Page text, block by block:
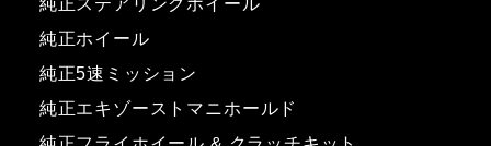
純正ホイール
純正5速ミッション
純正エキゾーストマニホールド